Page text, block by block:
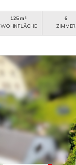
125 m²
WOHNFLÄCHE
6
ZIMMER